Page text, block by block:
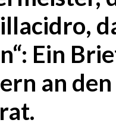
Ein
an den